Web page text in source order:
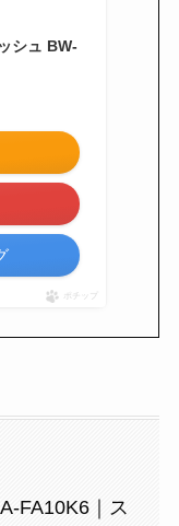
シュ BW-
ポチップ
FA10K6｜ス